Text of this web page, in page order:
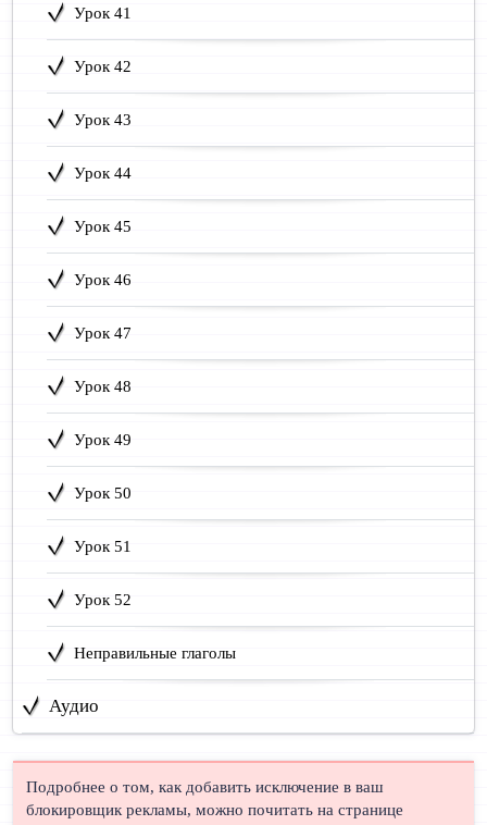
Урок 41
Урок 42
Урок 43
Урок 44
Урок 45
Урок 46
Урок 47
Урок 48
Урок 49
Урок 50
Урок 51
Урок 52
Неправильные глаголы
Аудио
Подробнее о том, как добавить исключение в ваш
блокировщик рекламы, можно почитать на странице